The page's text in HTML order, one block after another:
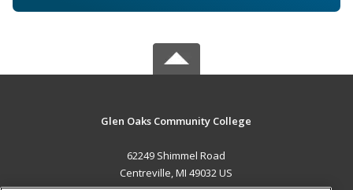
Glen Oaks Community College
62249 Shimmel Road
Centreville, MI 49032 US